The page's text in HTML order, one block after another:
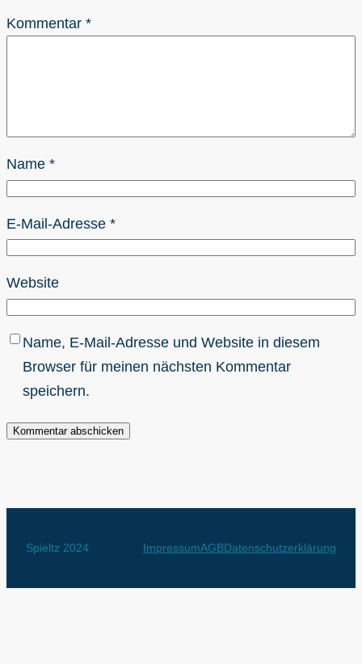
Kommentar *
Name *
E-Mail-Adresse *
Website
Name, E-Mail-Adresse und Website in diesem
Browser für meinen nächsten Kommentar
speichern.
Spieltz 2024 ImpressumAGBDatenschutzerklärung